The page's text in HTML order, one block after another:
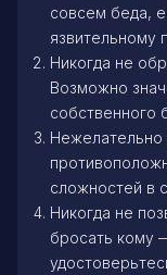
совсем беда,
язвительному
Никогда не
Возможно
собственного
Нежелательно
сложностей в
Никогда не
бросать кому